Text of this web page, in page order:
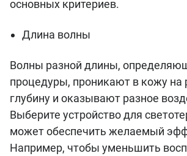
основных критериев.
Длина волны
Волны разной длины,
процедуры, проникают в кожу на
глубину и оказывают разное
Выберите устройство для
может обеспечить желаемый
Например, чтобы уменьшить